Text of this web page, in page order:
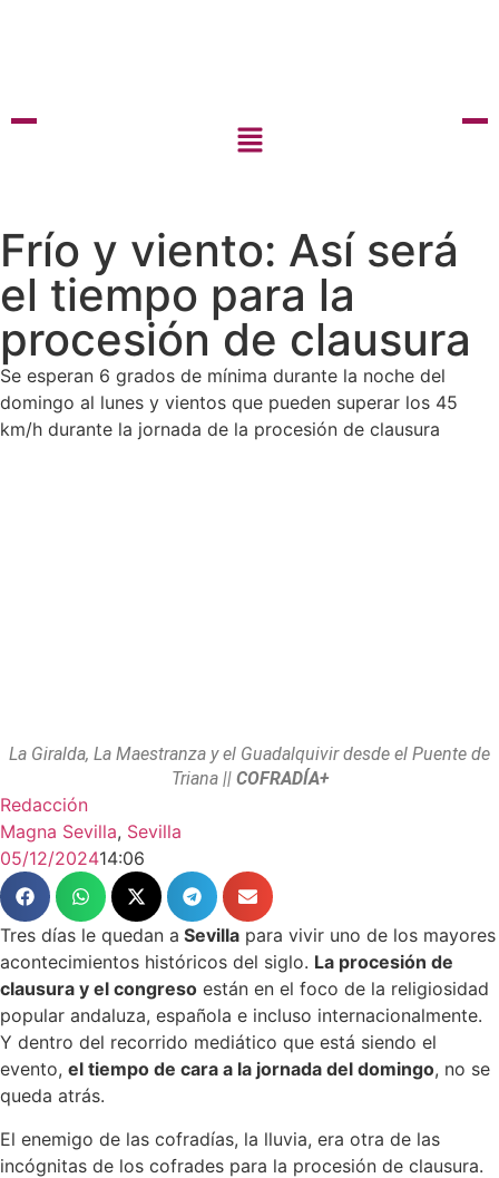
Frío y viento: Así será
el tiempo para la
procesión de clausura
Se esperan 6 grados de mínima durante la noche del
domingo al lunes y vientos que pueden superar los 45
km/h durante la jornada de la procesión de clausura
La Giralda, La Maestranza y el Guadalquivir desde el Puente de
Triana || COFRADÍA+
Redacción
Magna Sevilla, Sevilla
05/12/202414:06
Tres días le quedan a Sevilla para vivir uno de los mayores
acontecimientos históricos del siglo. La procesión de
clausura y el congreso están en el foco de la religiosidad
popular andaluza, española e incluso internacionalmente.
Y dentro del recorrido mediático que está siendo el
evento, el tiempo de cara a la jornada del domingo, no se
queda atrás.
El enemigo de las cofradías, la lluvia, era otra de las
incógnitas de los cofrades para la procesión de clausura.